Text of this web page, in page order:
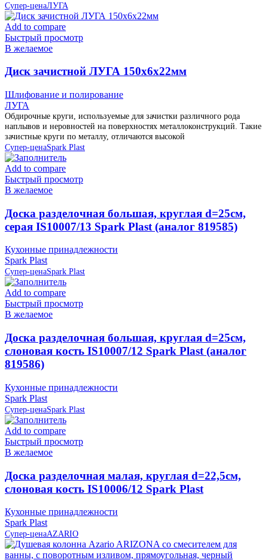
Супер-ценаЛУГА
Add to compare
Быстрый просмотр
В желаемое
Диск зачистной ЛУГА 150х6х22мм
Шлифование и полирование
ЛУГА
Обдирочные круги, используемые для зачистки различного рода
наплывов и неровностей на поверхностях металлоконструкций. Такие
зачистные круги по металлу, отличаются высокой
Супер-ценаSpark Plast
Add to compare
Быстрый просмотр
В желаемое
Доска разделочная большая, круглая d=25см,
серая IS10007/13 Spark Plast (аналог 819585)
Кухонные принадлежности
Spark Plast
Супер-ценаSpark Plast
Add to compare
Быстрый просмотр
В желаемое
Доска разделочная большая, круглая d=25см,
слоновая кость IS10007/12 Spark Plast (аналог
819586)
Кухонные принадлежности
Spark Plast
Супер-ценаSpark Plast
Add to compare
Быстрый просмотр
В желаемое
Доска разделочная малая, круглая d=22,5см,
слоновая кость IS10006/12 Spark Plast
Кухонные принадлежности
Spark Plast
Супер-ценаAZARIO